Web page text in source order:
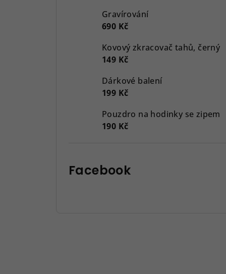
Gravírování
690 Kč
Kovový zkracovač tahů, černý
149 Kč
Dárkové balení
199 Kč
Pouzdro na hodinky se zipem
190 Kč
Facebook